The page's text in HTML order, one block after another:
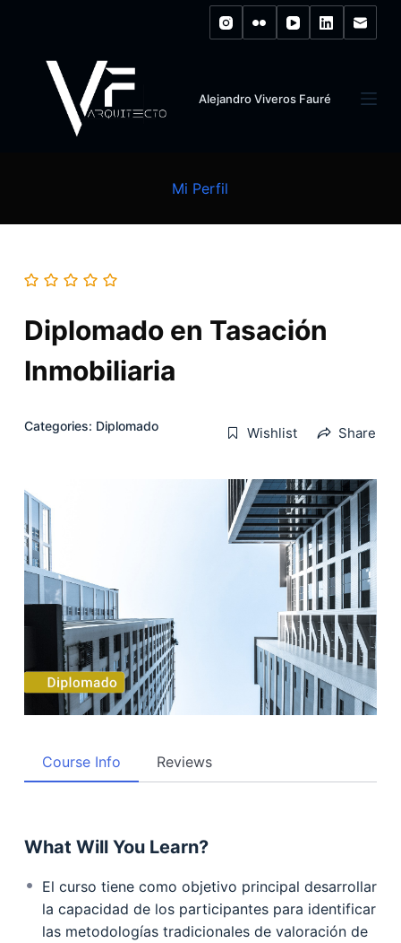
n
Alejandro Viveros Fauré
Mi Perfil
Diplomado en Tasación
Inmobiliaria
Categories: Diplomado Wishlist Share
Course Info Reviews
What Will You Learn?
El curso tiene como objetivo principal desarrollar
la capacidad de los participantes para identificar
las metodologías tradicionales de valoración de